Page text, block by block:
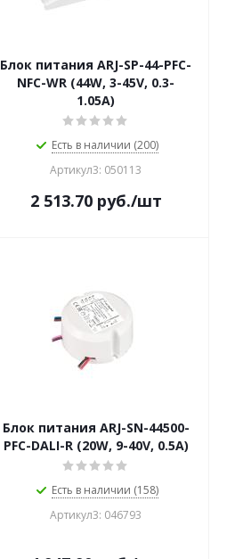
Блок питания ARJ-SP-44-PFC-
NFC-WR (44W, 3-45V, 0.3-
1.05A)
Есть в наличии (200)
Артикул3: 050113
2 513.70руб./шт
Блок питания ARJ-SN-44500-
PFC-DALI-R (20W, 9-40V, 0.5A)
Есть в наличии (158)
Артикул3: 046793